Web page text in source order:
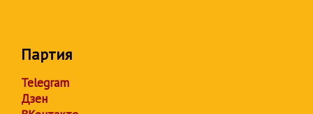
Партия
Telegram
Дзен